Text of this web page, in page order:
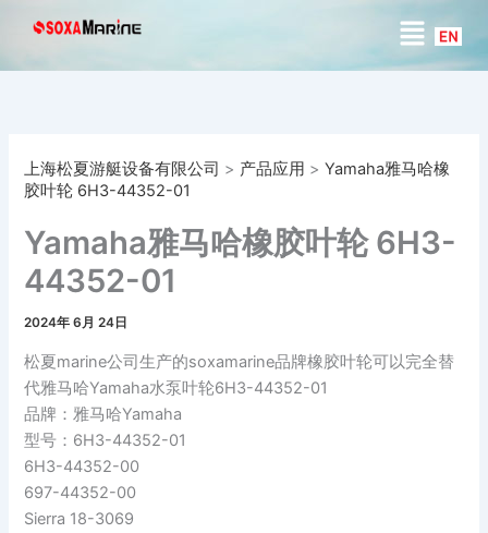
菜
单
上海松夏游艇设备有限公司 > 产品应用 >Yamaha雅马哈橡
胶叶轮 6H3-44352-01
Yamaha雅马哈橡胶叶轮 6H3-
44352-01
2024年 6月 24日
松夏marine公司生产的soxamarine品牌橡胶叶轮可以完全替
代雅马哈Yamaha水泵叶轮6H3-44352-01
品牌：雅马哈Yamaha
型号：6H3-44352-01
6H3-44352-00
697-44352-00
Sierra 18-3069
索